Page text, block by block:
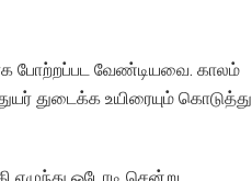
போற்றப்பட வேண்டியவை. காலம்
துடைக்க உயிரையும் கொடுத்து